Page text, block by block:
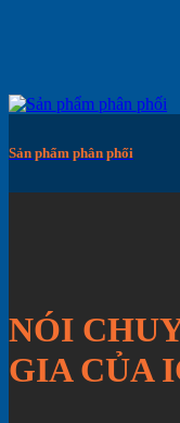
Sản phẩm phân phối
NÓI
GIA CỦA